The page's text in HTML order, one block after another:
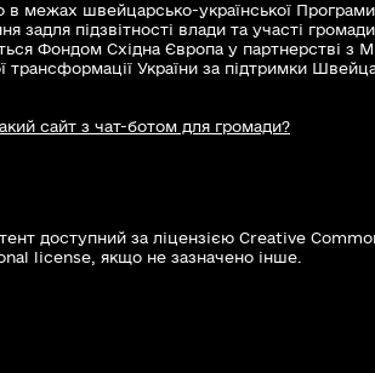
в межах швейцарсько-української
задля підзвітності влади та участі
Фондом Східна Європа у партнерстві з
трансформації України за підтримки
сайт з чат-ботом для громади?
доступний за ліцензією Creative
license, якщо не зазначено інше.